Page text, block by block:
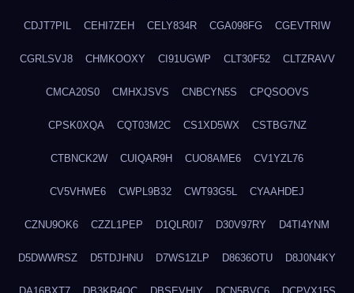
CDJT7PIL CEHI7ZEH CELY834R CGA098FG CGEVTRIW
CGRLSVJ8 CHMKOOXY CI91UGWP CLT30F52 CLTZRAVV
CMCA20S0 CMHXJSVS CNBCYN5S CPQSOOVS
CPSK0XQA CQT03M2C CS1XD5WX CSTBG7NZ
CTBNCK2W CUIQAR9H CUO8AME6 CV1YZL76
CV5VHWE6 CWPL9B32 CWT93G5L CYAAHDEJ
CZNU9OK6 CZZL1PEP D1QLR0I7 D30V97RY D4TI4YNM
D5DWWRSZ D5TDJHNU D7WS1ZLP D8636OTU D8J0N4KY